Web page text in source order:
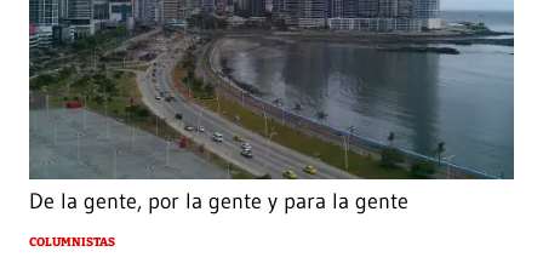
De la gente, por la gente y para la gente
COLUMNISTAS